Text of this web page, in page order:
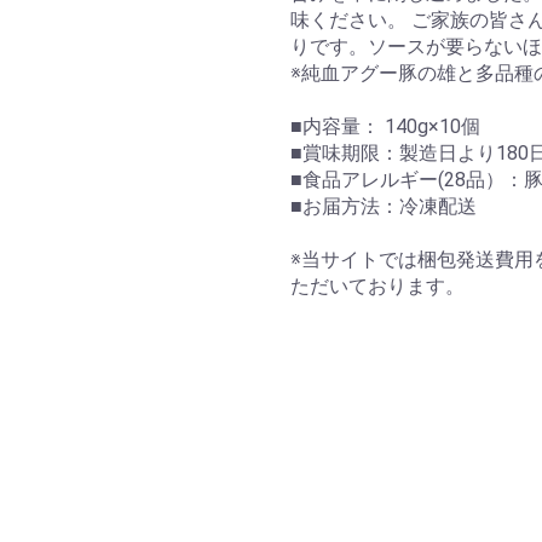
味ください。 ご家族の皆さ
りです。ソースが要らない
※純血アグー豚の雄と多品種
■内容量： 140g×10個
■賞味期限：製造日より180
■食品アレルギー(28品）：
■お届方法：冷凍配送
※当サイトでは梱包発送費
ただいております。